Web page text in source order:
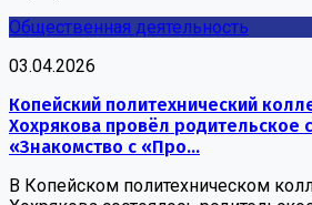
Общественная деятельность
03.04.2026
Копейский политехнический
Хохрякова провёл родительское
«Знакомство с «Про...
В Копейском политехническом